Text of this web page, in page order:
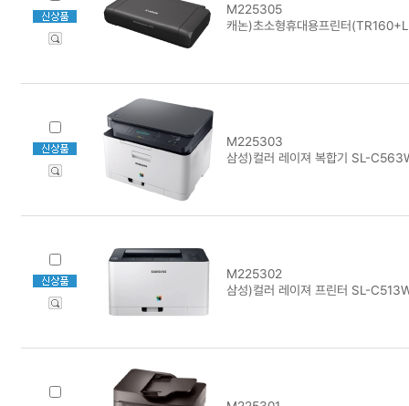
M225305
캐논)초소형휴대용프린터
M225303
삼성)컬러 레이져 복합기 SL-
M225302
삼성)컬러 레이져 프린터 SL-